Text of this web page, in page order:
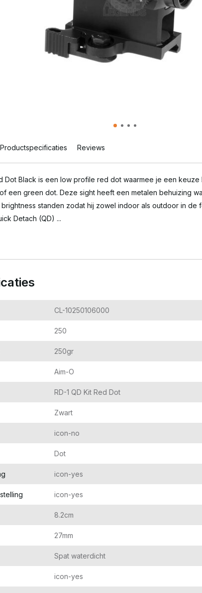
Productspecificaties Reviews
Dot Black is een low profile red dot waarmee je een
een green dot. Deze sight heeft een metalen behuizing
standen zodat hij zowel indoor als outdoor in de
Detach (QD) ...
CL-10250106000
250
250gr
Aim-O
RD-1 QD Kit Red Dot
Zwart
icon-no
Dot
icon-yes
icon-yes
8.2cm
27mm
Spat waterdicht
icon-yes